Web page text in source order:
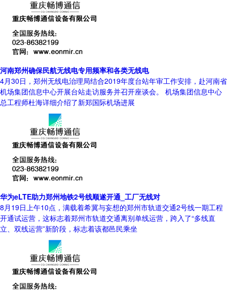
河南郑州确保民航无线电专用频率和各类无线电
4月30日，郑州无线电治理局结合2019年度台站年审工作安排，赴河南省
机场集团信息中心开展台站走访服务并召开座谈会。 机场集团信息中心
总工程师杜海详细介绍了新郑国际机场进展
华为eLTE助力郑州地铁2号线顺遂开通_工厂无线对
8月19日上午10点，满载着希冀与妄想的郑州市轨道交通2号线一期工程
开通试运营，这标志着郑州市轨道交通离别单线运营，跨入了“多线直
立、双线运营”新阶段，标志着该都邑民乘坐